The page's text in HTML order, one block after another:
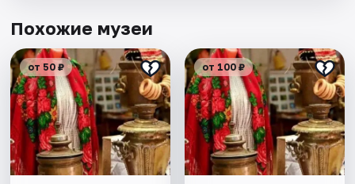
Похожие музеи
от 50 ₽ от 100 ₽